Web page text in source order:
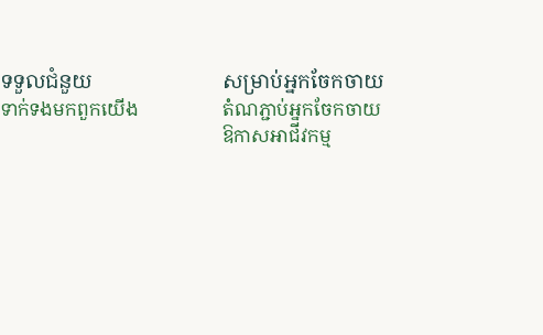
ទទួលជំនួយ
ទាក់ទងមកពួកយើង
សម្រាប់អ្នកចែកចាយ
តំណភ្ជាប់អ្នកចែកចាយ
ឱកាសអាជីវកម្ម